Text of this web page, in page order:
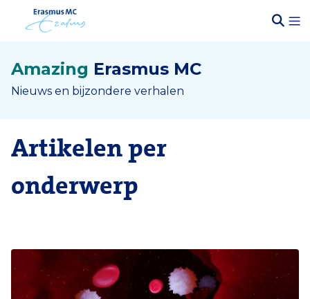
Amazing Erasmus MC
Nieuws en bijzondere verhalen
Artikelen per
onderwerp